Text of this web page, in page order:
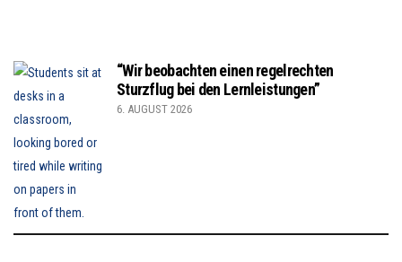
“Wir beobachten einen regelrechten
Sturzflug bei den Lernleistungen”
6. AUGUST 2026